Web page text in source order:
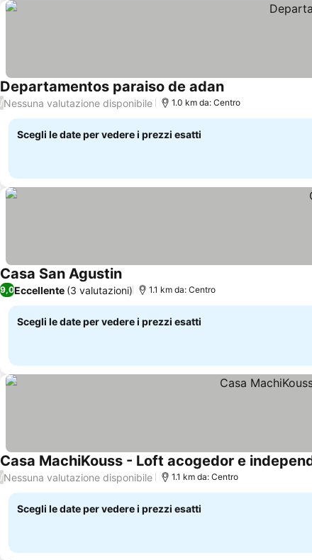
Departamentos paraiso de adanScopri i prezzi
/Nessuna valutazione disponibile 1.0 km da: Centro
Scegli le date per vedere i prezzi esatti
Casa San AgustinScopri i prezzi
9,0Eccellente (3 valutazioni) 1.1 km da: Centro
Scegli le date per vedere i prezzi esatti
Casa MachiKouss - Loft acogedor e
/Nessuna valutazione disponibile 1.1 km da: Centro
Scegli le date per vedere i prezzi esatti